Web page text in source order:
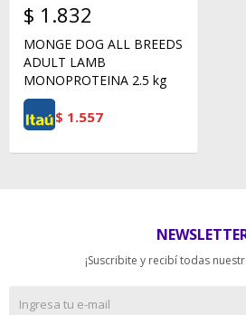
$ 1.832
MONGE DOG ALL BREEDS
ADULT LAMB
MONOPROTEINA 2.5 kg
$ 1.557
¡Suscribite y recibí todas